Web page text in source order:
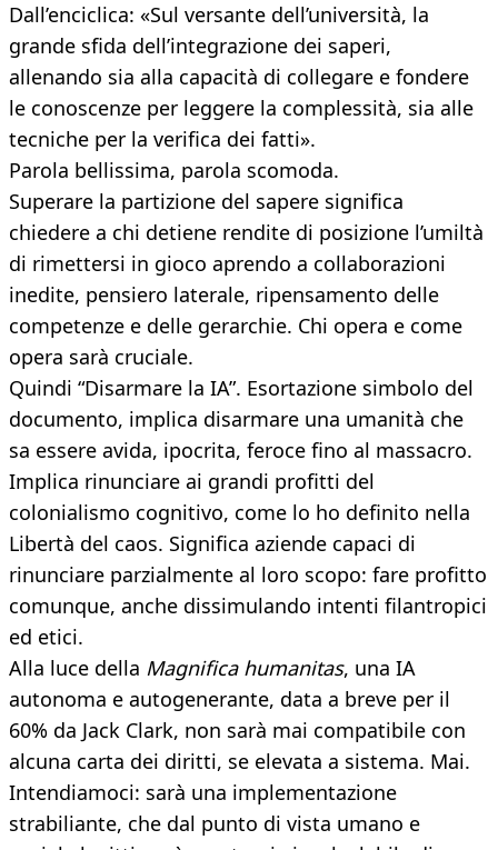
Dall’enciclica: «Sul versante dell’università, la
grande sfida dell’integrazione dei saperi,
allenando sia alla capacità di collegare e fondere
le conoscenze per leggere la complessità, sia alle
tecniche per la verifica dei fatti».
Parola bellissima, parola scomoda.
Superare la partizione del sapere significa
chiedere a chi detiene rendite di posizione l’umiltà
di rimettersi in gioco aprendo a collaborazioni
inedite, pensiero laterale, ripensamento delle
competenze e delle gerarchie. Chi opera e come
opera sarà cruciale.
Quindi “Disarmare la IA”. Esortazione simbolo del
documento, implica disarmare una umanità che
sa essere avida, ipocrita, feroce fino al massacro.
Implica rinunciare ai grandi profitti del
colonialismo cognitivo, come lo ho definito nella
Libertà del caos. Significa aziende capaci di
rinunciare parzialmente al loro scopo: fare profitto
comunque, anche dissimulando intenti filantropici
ed etici.
Alla luce della Magnifica humanitas, una IA
autonoma e autogenerante, data a breve per il
60% da Jack Clark, non sarà mai compatibile con
alcuna carta dei diritti, se elevata a sistema. Mai.
Intendiamoci: sarà una implementazione
strabiliante, che dal punto di vista umano e